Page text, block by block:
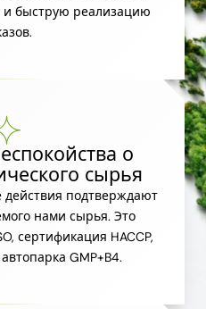
и быструю реализацию
о
сырья
действия подтверждают
нами сырья. Это
сертификация HACCP,
GMP+B4.